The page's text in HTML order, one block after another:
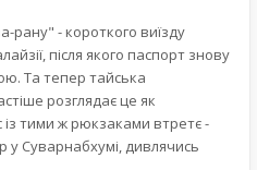
рану" - короткого виїзду
після якого паспорт знову
Та тепер тайська
розглядає це як
тими ж рюкзаками втретє -
у Суварнабхумі, дивлячись